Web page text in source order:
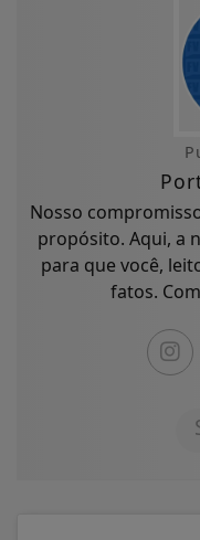
Nosso
propósito. Aqui, a
para que você,
fatos.